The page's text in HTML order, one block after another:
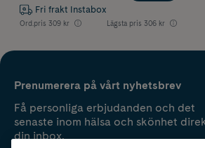
Fri frakt Instabox
Ord.pris 309 kr Lägsta pris 306 kr
Prenumerera på vårt nyhetsbrev
Få personliga erbjudanden och det
senaste inom hälsa och skönhet
din inbox.